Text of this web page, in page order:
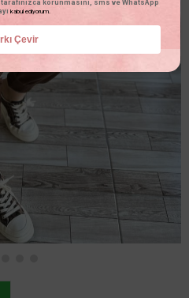
tarafınızca korunmasını, sms ve WhatsApp
kabul ediyorum.
Çevir